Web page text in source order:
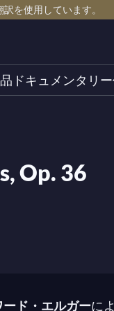
を使用しています。
ドキュメンタリ
Op. 36
ード・エルガーに